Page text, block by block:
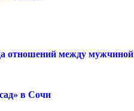
отношений между мужчиной
в Сочи